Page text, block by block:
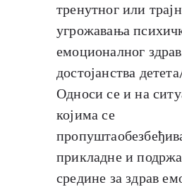
тренутног или
угрожавања
емоционалног
достојанства
Односи се и на
којима се
прикладне и
средине за здрав